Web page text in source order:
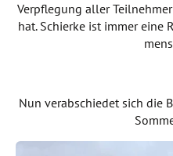
Verpflegung aller
hat. Schierke ist immer eine
Nun verabschiedet sich die